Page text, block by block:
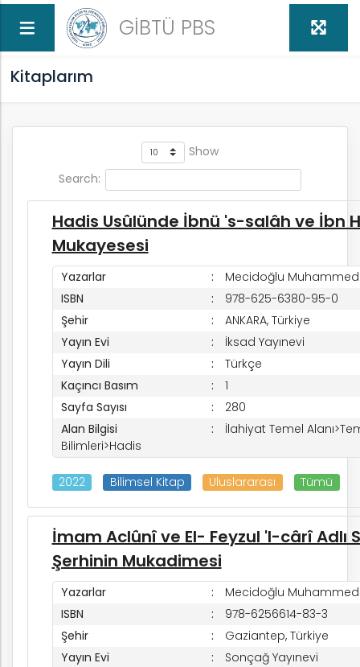
GİBTÜ PBS
Kitaplarım
Show
Search:
Hadis Usûlünde İbnü 's-salâh ve İbn
Mukayesesi
Yazarlar
Mecidoğlu
ISBN
978-625-6380-95-0
Şehir
ANKARA, Türkiye
Yayın Evi
İksad Yayınevi
Yayın Dili
Türkçe
Kaçıncı Basım
1
Sayfa Sayısı
280
Alan Bilgisi
İlahiyat Temel
Bilimleri>Hadis
2022 Bilimsel Kitap Uluslararası Tümü
İmam Aclûnî ve El- Feyzul 'l-cârî Adlı
Şerhinin Mukadimesi
Yazarlar
Mecidoğlu
ISBN
978-6256614-83-3
Şehir
Gaziantep, Türkiye
Yayın Evi
Sonçağ Yayınevi